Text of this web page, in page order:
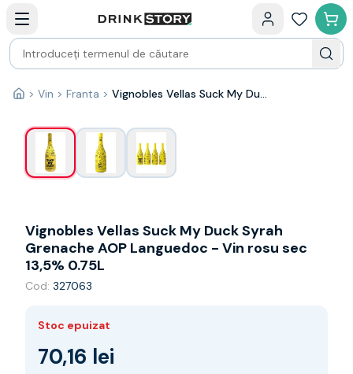
Bauturi fine — selectie
Produse Noi
Cosuri cadou
Pachete & Cadouri
Vin
Shiraz
Franta
Australia
Germania
Noua Zeelanda
Chile
Prosecco
Sampanie
Acasă
> Vin > Franta > Vignobles Vellas Suck My Duck Syrah Grenache AOP Languedoc - Vin rosu sec 13,5% 0.75L
1/3
Vignobles Vellas Suck My Duck Syrah
Grenache AOP Languedoc - Vin rosu sec
13,5% 0.75L
Cod: 327063
Stoc epuizat
70,16 lei